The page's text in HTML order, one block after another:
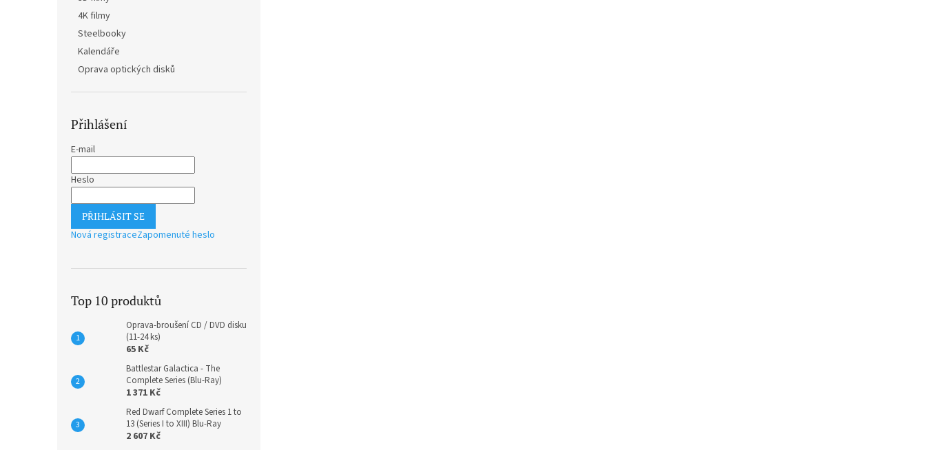
4K filmy
Steelbooky
Kalendáře
Oprava optických disků
Přihlášení
E-mail
Heslo
PŘIHLÁSIT SE
Nová registraceZapomenuté heslo
Top 10 produktů
Oprava-broušení CD / DVD disku
(11-24 ks)
65 Kč
Battlestar Galactica - The
Complete Series (Blu-Ray)
1 371 Kč
Red Dwarf Complete Series 1 to
13 (Series I to XIII) Blu-Ray
2 607 Kč